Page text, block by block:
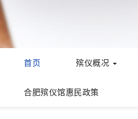
首页 殡仪概况
合肥殡仪馆惠民政策